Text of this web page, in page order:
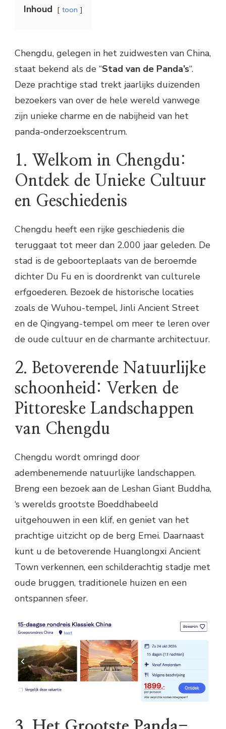
Inhoud toon
Chengdu, gelegen in het zuidwesten van China,
staat bekend als de “Stad van de Panda’s“.
Deze prachtige stad trekt jaarlijks duizenden
bezoekers van over de hele wereld vanwege
zijn unieke charme en de nabijheid van het
panda-onderzoekscentrum.
1. Welkom in Chengdu:
Ontdek de Unieke Cultuur
en Geschiedenis
Chengdu heeft een rijke geschiedenis die
teruggaat tot meer dan 2.000 jaar geleden. De
stad is de geboorteplaats van de beroemde
dichter Du Fu en is doordrenkt van culturele
erfgoederen. Bezoek de historische locaties
zoals de Wuhou-tempel, Jinli Ancient Street
en de Qingyang-tempel om meer te leren over
de oude cultuur en de charmante architectuur.
2. Betoverende Natuurlijke
schoonheid: Verken de
Pittoreske Landschappen
van Chengdu
Chengdu wordt omringd door
adembenemende natuurlijke landschappen.
Breng een bezoek aan de Leshan Giant Buddha,
‘s werelds grootste Boeddhabeeld
uitgehouwen in een klif, en geniet van het
prachtige uitzicht op de berg Emei. Daarnaast
kunt u de betoverende Huanglongxi Ancient
Town verkennen, een schilderachtig stadje met
oude bruggen, traditionele huizen en een
ontspannen sfeer.